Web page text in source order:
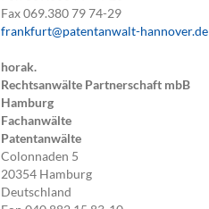
Fax069.380 79 74-29
frankfurt@patentanwalt-hannover.de
horak.
Rechtsanwälte Partnerschaft mbB
Hamburg
Fachanwälte
Patentanwälte
Colonnaden 5
20354 Hamburg
Deutschland